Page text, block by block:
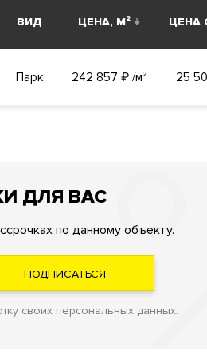
ВИД ЦЕНА, М² ЦЕНА
Парк 242 857 ₽/м² 25
ДЛЯ ВАС
по данному объекту.
своих персональных данных.
ПОДПИСАТЬСЯ